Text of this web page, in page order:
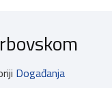
Događanja